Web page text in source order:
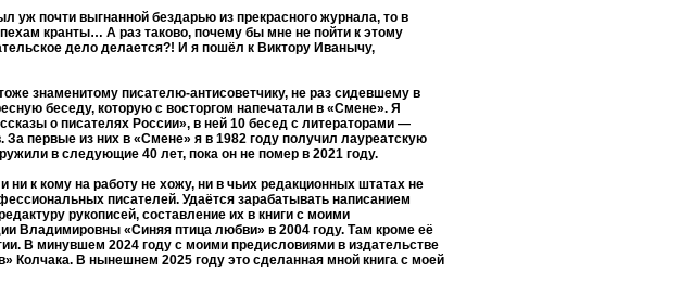
уж почти выгнанной бездарью из прекрасного журнала, то в
кранты… А раз таково, почему бы мне не пойти к этому
дело делается?! И я пошёл к Виктору Иванычу,
знаменитому писателю-антисоветчику, не раз сидевшему в
беседу, которую с восторгом напечатали в «Смене». Я
о писателях России», в ней 10 бесед с литераторами —
первые из них в «Смене» я в 1982 году получил лауреатскую
в следующие 40 лет, пока он не помер в 2021 году.
к кому на работу не хожу, ни в чьих редакционных штатах не
писателей. Удаётся зарабатывать написанием
рукописей, составление их в книги с моими
Владимировны «Синяя птица любви» в 2004 году. Там кроме её
В минувшем 2024 году с моими предисловиями в издательстве
Колчака. В нынешнем 2025 году это сделанная мной книга с моей